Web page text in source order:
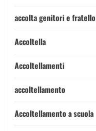
accolta genitori e fratello
Accoltella
Accoltellamenti
accoltellamento
Accoltellamento a scuola